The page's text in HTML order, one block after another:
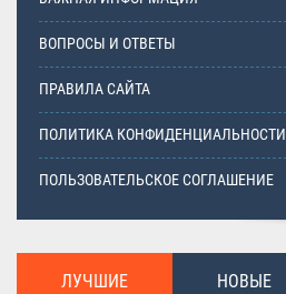
ВОПРОСЫ И ОТВЕТЫ
ПРАВИЛА САЙТА
ПОЛИТИКА КОНФИДЕНЦИАЛЬНОСТИ
ПОЛЬЗОВАТЕЛЬСКОЕ СОГЛАШЕНИЕ
ЛУЧШИЕ НОВЫЕ